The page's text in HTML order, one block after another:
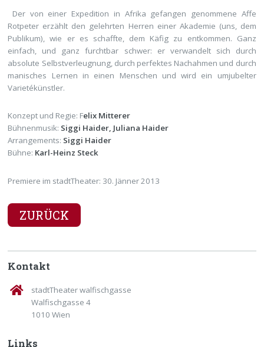
Der von einer Expedition in Afrika gefangen genommene Affe
Rotpeter erzählt den gelehrten Herren einer Akademie (uns, dem
Publikum), wie er es schaffte, dem Käfig zu entkommen. Ganz
einfach, und ganz furchtbar schwer: er verwandelt sich durch
absolute Selbstverleugnung, durch perfektes Nachahmen und durch
manisches Lernen in einen Menschen und wird ein umjubelter
Varietékünstler.
Konzept und Regie: Felix Mitterer
Bühnenmusik: Siggi Haider, Juliana Haider
Arrangements: Siggi Haider
Bühne: Karl-Heinz Steck
Premiere im stadtTheater: 30. Jänner 2013
ZURÜCK
Kontakt
stadtTheater walfischgasse
Walfischgasse 4
1010 Wien
Links